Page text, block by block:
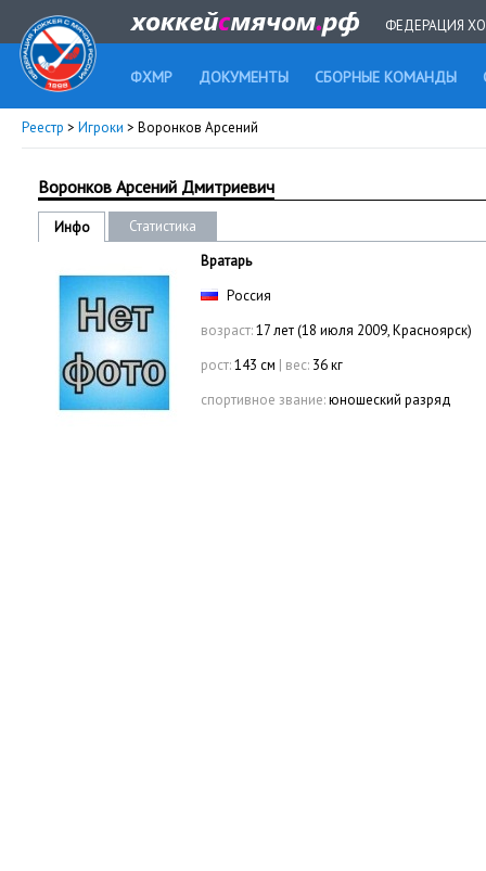
ФЕДЕРАЦИЯ
ФХМР ДОКУМЕНТЫ СБОРНЫЕ КОМАНДЫ
Реестр > Игроки > Воронков Арсений
Воронков Арсений Дмитриевич
Инфо
Статистика
Вратарь
Россия
возраст:17 лет (18 июля 2009, Красноярск)
рост:143 см | вес: 36 кг
спортивное звание:юношеский разряд